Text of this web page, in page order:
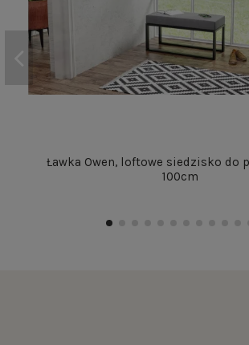
Ławka Owen, loftowe siedzisko do
100cm